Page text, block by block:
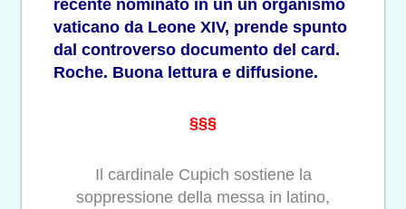
recente nominato in un un organismo
vaticano da Leone XIV, prende spunto
dal controverso documento del card.
Roche. Buona lettura e diffusione.
§§§
Il cardinale Cupich sostiene la
soppressione della messa in latino,